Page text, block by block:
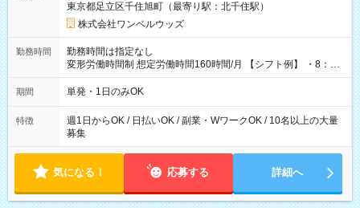
東京都足立区千住旭町（最寄り駅：北千住駅）
株式会社ワンベルウッズ
勤務時間
勤務時間は指定なし
変形労働時間制 想定労働時間160時間/月 【シフト例】 ・8：00
～21：00
期間 単発・1日のみOK
特徴
週1日からOK / 日払いOK / 副業・WワークOK / 10名以上の大量
募集
気になる！ 応募する 詳細へ